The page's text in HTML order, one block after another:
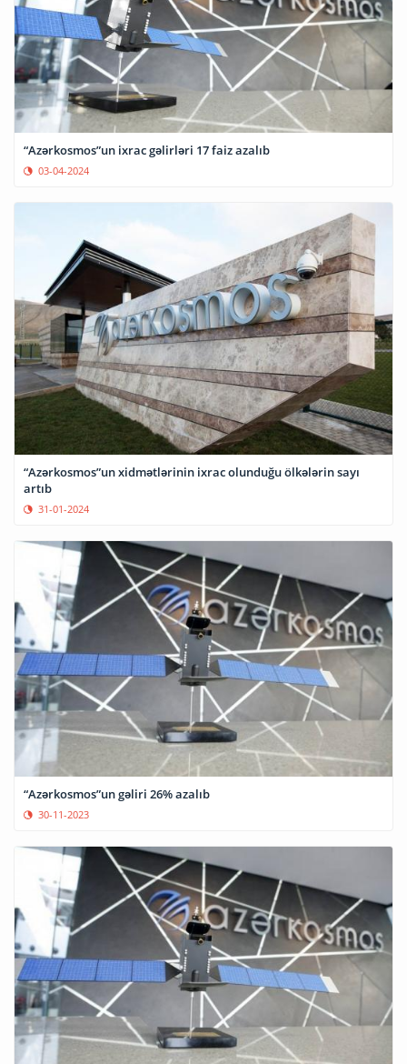
“Azərkosmos”un ixrac gəlirləri 17 faiz azalıb
03-04-2024
“Azərkosmos”un xidmətlərinin ixrac olunduğu ölkələrin sayı
artıb
31-01-2024
“Azərkosmos”un gəliri 26% azalıb
30-11-2023